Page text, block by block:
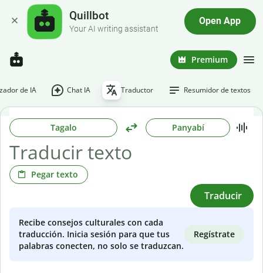
Quillbot
Your AI writing assistant
Open App
Premium
de IA Chat IA Traductor Resumidor de textos
Tagalo Panyabí
Pegar texto
Traducir
Recibe consejos culturales con cada
traducción. Inicia sesión para que tus
palabras conecten, no solo se traduzcan.
Regístrate